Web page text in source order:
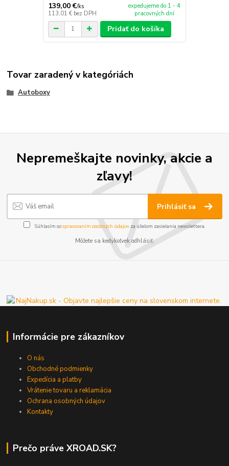
139,00 €/ks
113,01 € bez DPH
expedujeme do 1 - 4
pracovných dní
Pridať do košíka
Tovar zaradený v kategóriách
Autoboxy
Nepremeškajte novinky, akcie a
zľavy!
Prihlásiť sa
Súhlasím sospracovaním osobných údajov za účelom zasielania newslettera.
Môžete sa kedykoľvek odhlásiť.
Informácie pre zákazníkov
O nás
Obchodné podmienky
Expedícia a platby
Vrátenie tovaru a reklamácia
Ochrana osobných údajov
Kontakty
Prečo práve XROAD.SK?